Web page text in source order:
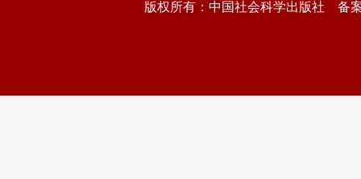
版权所有：中国社会科学出版社 备